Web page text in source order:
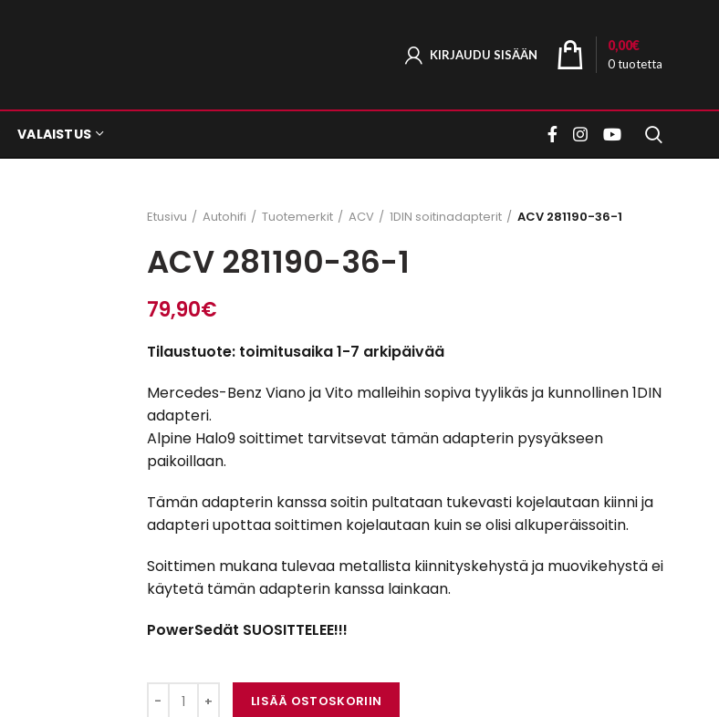
KIRJAUDU SISÄÄN
0tuotetta
0,00€
VALAISTUS
Etusivu Autohifi Tuotemerkit ACV 1DIN soitinadapterit ACV 281190-36-1
ACV 281190-36-1
79,90€
Tilaustuote: toimitusaika 1-7 arkipäivää
Mercedes-Benz Viano ja Vito malleihin sopiva tyylikäs ja kunnollinen 1DIN
adapteri.
Alpine Halo9 soittimet tarvitsevat tämän adapterin pysyäkseen
paikoillaan.
Tämän adapterin kanssa soitin pultataan tukevasti kojelautaan kiinni ja
adapteri upottaa soittimen kojelautaan kuin se olisi alkuperäissoitin.
Soittimen mukana tulevaa metallista kiinnityskehystä ja muovikehystä ei
käytetä tämän adapterin kanssa lainkaan.
PowerSedät SUOSITTELEE!!!
ACV 281190-36-1 määrä
LISÄÄ OSTOSKORIIN